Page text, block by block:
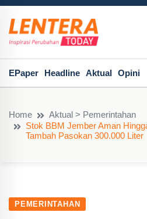
EPaper Headline Aktual Opini
Home
Aktual > Pemerintahan
Stok BBM Jember Aman
Tambah Pasokan 300.000 Liter
PEMERINTAHAN